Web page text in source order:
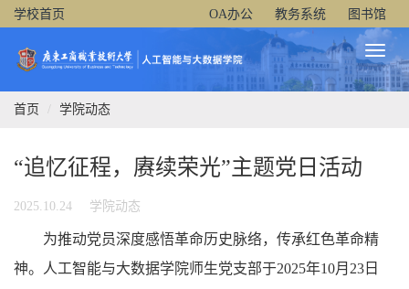
学校首页 OA办公 教务系统 图书馆
Toggle
首页
学院动态
“追忆征程，赓续荣光”主题党日活动
2025.10.24 学院动态
为推动党员深度感悟革命历史脉络，传承红色革命精
神。人工智能与大数据学院师生党支部于2025年10月23日